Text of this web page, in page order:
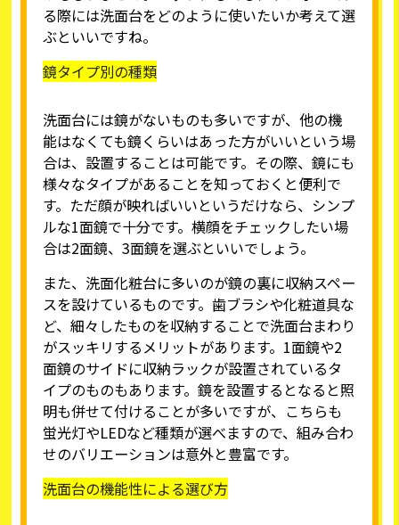
る際には洗面台をどのように使いたいか考えて選
ぶといいですね。
鏡タイプ別の種類
洗面台には鏡がないものも多いですが、他の機
能はなくても鏡くらいはあった方がいいという場
合は、設置することは可能です。その際、鏡にも
様々なタイプがあることを知っておくと便利で
す。ただ顔が映ればいいというだけなら、シンプ
ルな1面鏡で十分です。横顔をチェックしたい場
合は2面鏡、3面鏡を選ぶといいでしょう。
また、洗面化粧台に多いのが鏡の裏に収納スペー
スを設けているものです。歯ブラシや化粧道具な
ど、細々したものを収納することで洗面台まわり
がスッキリするメリットがあります。1面鏡や2
面鏡のサイドに収納ラックが設置されているタ
イプのものもあります。鏡を設置するとなると照
明も併せて付けることが多いですが、こちらも
蛍光灯やLEDなど種類が選べますので、組み合わ
せのバリエーションは意外と豊富です。
洗面台の機能性による選び方